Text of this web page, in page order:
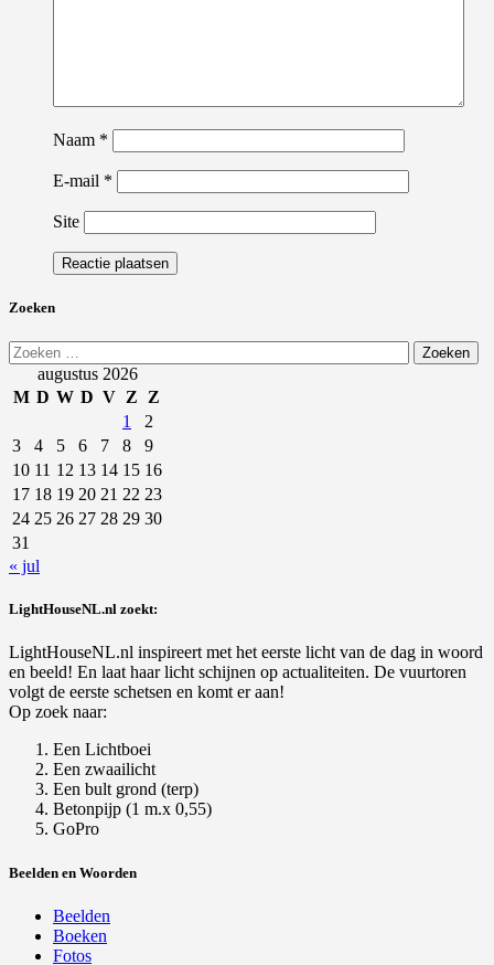
Naam *
E-mail *
Site
Zoeken
Zoeken
naar:augustus 2026
M D W D V Z
Z
1
2
3
4 5 6 7 8
9
10 11 12 13 14 15 16
17 18 19 20 21 22 23
24 25 26 27 28 29 30
31
« jul
LightHouseNL.nl zoekt:
LightHouseNL.nl inspireert met het eerste licht van de dag in woord
en beeld! En laat haar licht schijnen op actualiteiten. De vuurtoren
volgt de eerste schetsen en komt er aan!
Op zoek naar:
Een Lichtboei
Een zwaailicht
Een bult grond (terp)
Betonpijp (1 m.x 0,55)
GoPro
Beelden en Woorden
Beelden
Boeken
Fotos